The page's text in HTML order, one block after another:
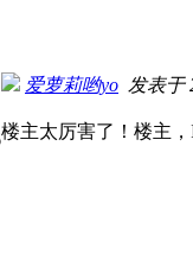
爱萝莉哟yo 发表于
楼主太厉害了！楼主